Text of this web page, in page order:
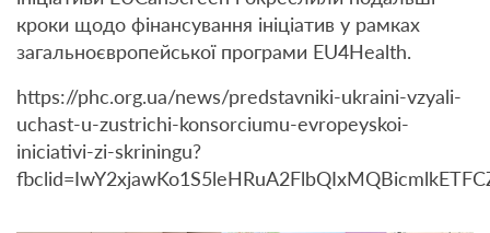
кроки щодо фінансування ініціатив у рамках
загальноєвропейської програми EU4Health.
https://phc.org.ua/news/predstavniki-ukraini-vzyali-
uchast-u-zustrichi-konsorciumu-evropeyskoi-
iniciativi-zi-skriningu?